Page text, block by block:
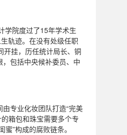
学院度过了15年学术生
轨迹。在没有处级任职
开挂，历任统计局长、铜
包括中央候补委员、中
专业化妆团队打造“完美
箱包和珠宝需要多个专
”构成的腐败链条。